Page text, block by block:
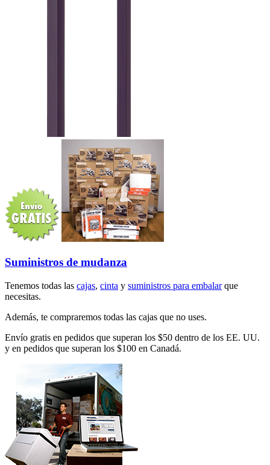
Suministros de mudanza
Tenemos todas las cajas, cinta y suministros para embalarque
necesitas.
Además, te compraremos todas las cajas que no uses.
Envío gratis en pedidos que superan los $50 dentro de los EE. UU.
y en pedidos que superan los $100 en Canadá.